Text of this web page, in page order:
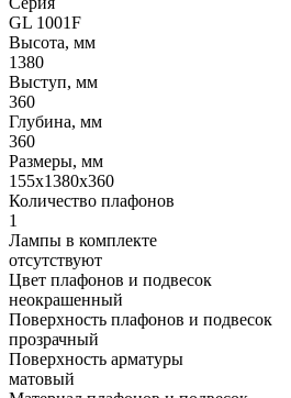
GL 1001F
Высота, мм
1380
Выступ, мм
360
Глубина, мм
360
Размеры, мм
155x1380x360
Количество плафонов
1
Лампы в комплекте
отсутствуют
Цвет плафонов и подвесок
неокрашенный
Поверхность плафонов и подвесок
прозрачный
Поверхность арматуры
матовый